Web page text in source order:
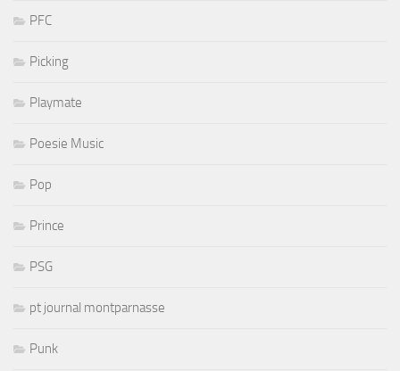
PFC
Picking
Playmate
Poesie Music
Pop
Prince
PSG
pt journal montparnasse
Punk